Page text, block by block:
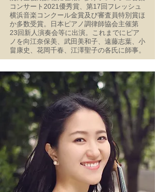
コンサート2021優秀賞、第17回フレッシュ
横浜音楽コンクール金賞及び審査員特別賞ほ
か多数受賞。日本ピアノ調律師協会主催第
23回新人演奏会等に出演。これまでにピア
ノを向江奈保美、武田美和子、遠藤志葉、小
畠康史、花岡千春、江澤聖子の各氏に師事。